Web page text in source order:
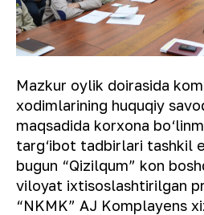
Mazkur oylik doirasida
xodimlarining huquqiy
maqsadida korxona
targ‘ibot tadbirlari tashkil
bugun “Qizilqum” kon
viloyat ixtisoslashtirilgan
“NKMK” AJ Komplayens